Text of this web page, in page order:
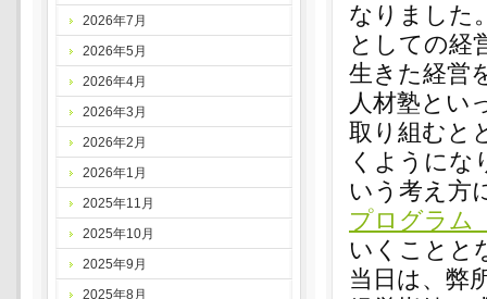
なりました
としての経
生きた経営
人材塾とい
取り組むと
くようにな
いう考え方
プログラム
いくことと
当日は、弊
2026年7月
2026年5月
2026年4月
2026年3月
2026年2月
2026年1月
2025年11月
2025年10月
2025年9月
2025年8月